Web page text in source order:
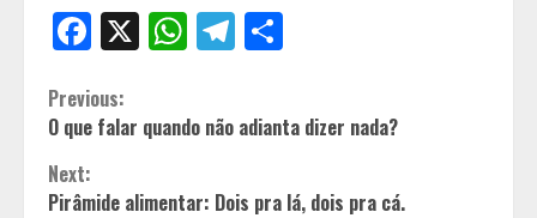
Facebook
X WhatsApp
Telegram
Continue
Reading
Previous:
O que falar quando não adianta dizer nada?
Next:
Pirâmide alimentar: Dois pra lá, dois pra cá.